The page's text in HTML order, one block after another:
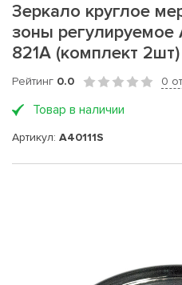
Зеркало круглое
зоны регулируемое
821A (комплект 2шт)
Рейтинг 0.0 0
Товар в наличии
Артикул: A40111S